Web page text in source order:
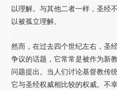
以理解。与其他二者一样，圣经
以被孤立理解。
然而，在过去四个世纪左右，圣
争议的话题，它常常是被作为新
问题提出。当人们讨论基督教传
它与圣经权威相比较的权威。不